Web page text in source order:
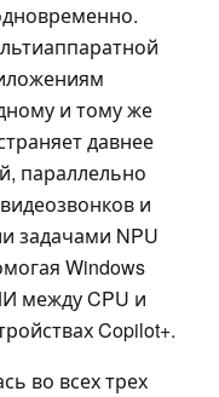
и тому же
давнее
параллельно
и
задачами NPU
Windows
между CPU и
Copilot+.
во всех трех